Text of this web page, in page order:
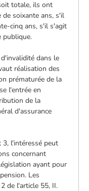
totale, ils ont
de soixante ans, s'il
cinq ans, s'il s'agit
publique.
dans le
réalisation des
prématurée de la
l'entrée en
de la
d'assurance
3, l'intéressé peut
concernant
ayant pour
Les
de l'article 55, II.